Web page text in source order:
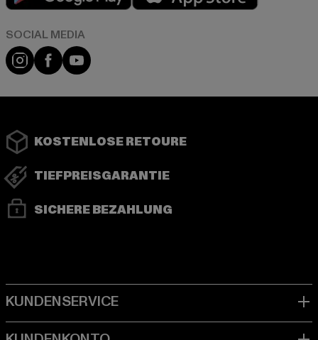
Instagram
FacebookYouTube
KOSTENLOSE RETOURE
TIEFPREISGARANTIE
SICHERE BEZAHLUNG